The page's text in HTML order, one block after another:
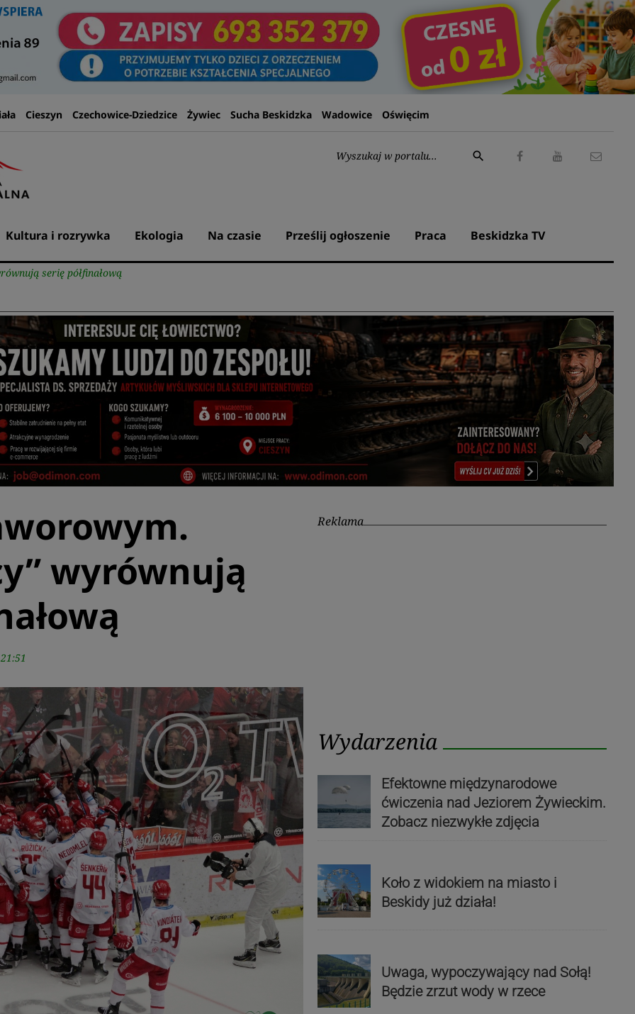
Cieszyn Czechowice-Dziedzice Żywiec Sucha Beskidzka Wadowice Oświęcim
Wyszukaj:
search
Kultura i rozrywka Ekologia Na czasie Prześlij ogłoszenie Praca Beskidzka TV
serię półfinałową
wyrównują
Reklama
Wydarzenia
Efektowne międzynarodowe
ćwiczenia nad Jeziorem Żywieckim.
Zobacz niezwykłe zdjęcia
Koło z widokiem na miasto i
Beskidy już działa!
Uwaga, wypoczywający nad Sołą!
Będzie zrzut wody w rzece